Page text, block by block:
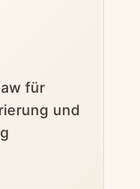
für
und